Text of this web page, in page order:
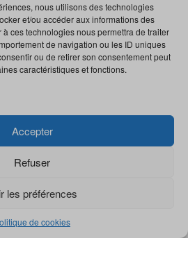
nous utilisons des technologies
et/ou accéder aux informations des
ces technologies nous permettra de traiter
de navigation ou les ID uniques
ou de retirer son consentement peut
caractéristiques et fonctions.
Accepter
Refuser
les préférences
de cookies